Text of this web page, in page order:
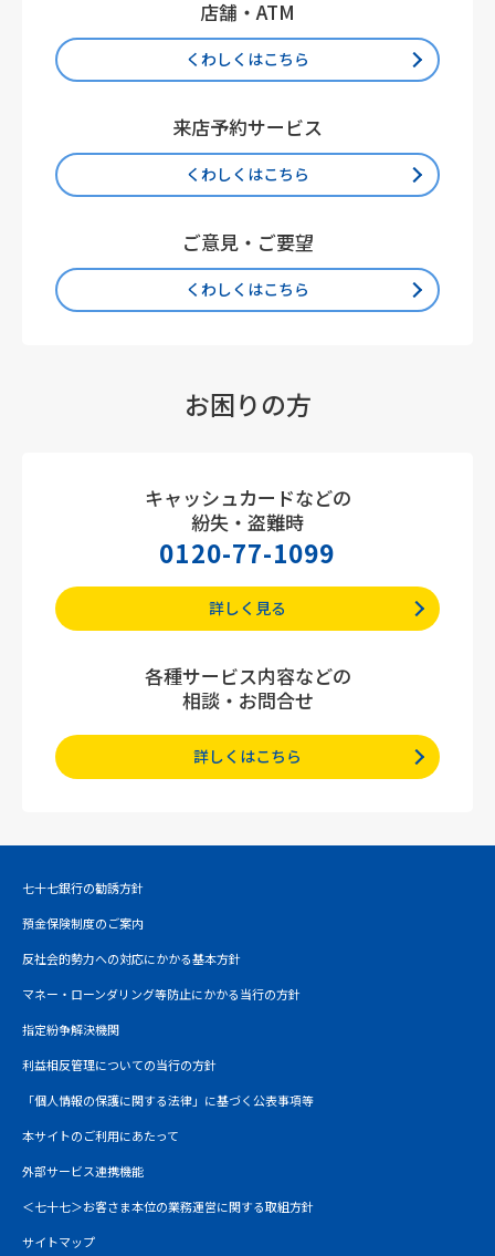
店舗・ATM
くわしくはこちら
来店予約サービス
くわしくはこちら
ご意見・ご要望
くわしくはこちら
お困りの方
キャッシュカードなどの
紛失・盗難時
0120-77-1099
詳しく見る
各種サービス内容などの
相談・お問合せ
詳しくはこちら
七十七銀行の勧誘方針
預金保険制度のご案内
反社会的勢力への対応にかかる基本方針
マネー・ローンダリング等防止にかかる当行の方針
指定紛争解決機関
利益相反管理についての当行の方針
「個人情報の保護に関する法律」に基づく公表事項等
本サイトのご利用にあたって
外部サービス連携機能
＜七十七＞お客さま本位の業務運営に関する取組方針
サイトマップ